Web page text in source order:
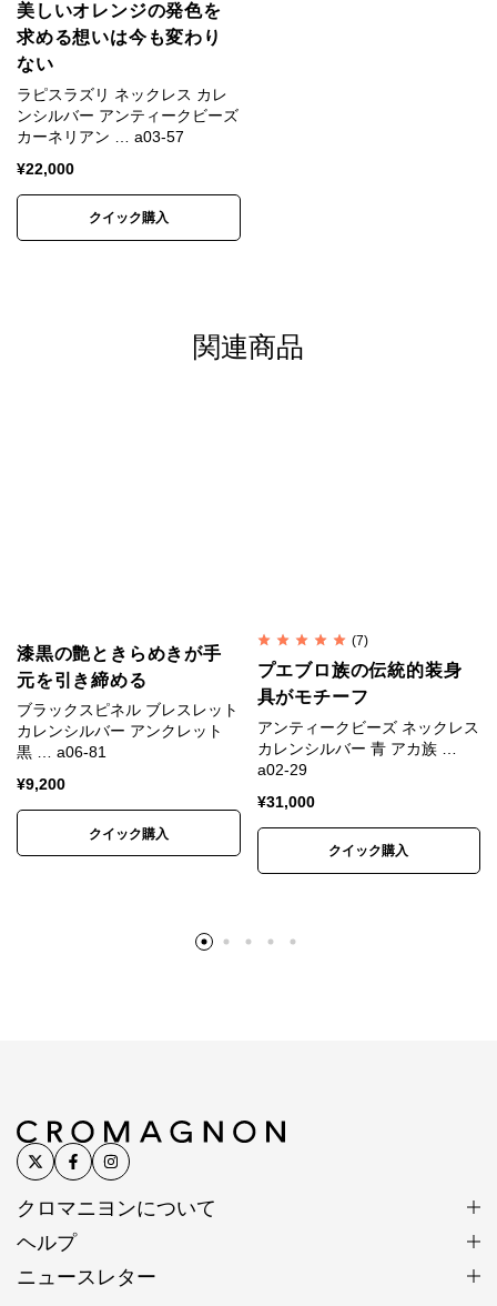
これはスターリングシルバー（Sterling Silver）、
SV925と呼ばれます。
カレンシルバーは銀95%＋銅5%のSV950が用いられ
ます。
SV925は昔ながらの手仕事には固すぎるためです。
ラピスラズリは12月の誕生石です。
います。
ラピスラズリを身に着ければフェルメールを虜にした
理由をきっと知ることでしょう。
細部にこだわり抜いた美しさ
材の特性上、刻印や形、色合い、風合い、小さなキズ
など個体差があります。素材や製法の特性としてご理
※入荷時期によって色味、形状、表情に若干の違いが
※色は正確に表現するよう努めていますが、モニター
美しいオレンジの発色を
求める想いは今も変わり
ない
ラピスラズリ ネックレス カレ
ンシルバー アンティークビーズ
カーネリアン … a03-57
¥22,000
クイック購入
関連商品
漆黒の艶ときらめきが手
元を引き締める
ブラックスピネル ブレスレット
カレンシルバー アンクレット
黒 … a06-81
¥9,200
クイック購入
(7)
プエブロ族の伝統的装身
具がモチーフ
アンティークビーズ ネックレス
カレンシルバー 青 アカ族 …
a02-29
¥31,000
クイック購入
クロマニヨンについて
ヘルプ
ニュースレター